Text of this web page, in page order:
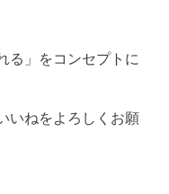
る」をコンセプトに
いねをよろしくお願